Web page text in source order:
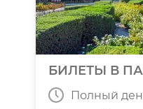
БИЛЕТЫ В
Полный